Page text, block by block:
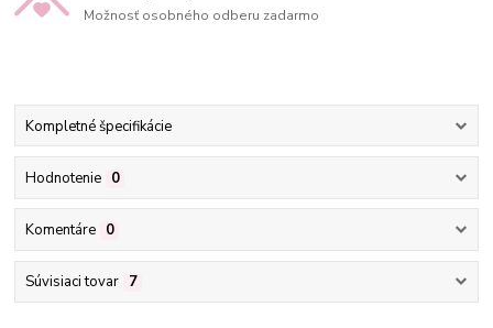
Možnosť osobného odberu zadarmo
Kompletné špecifikácie
Hodnotenie 0
Komentáre 0
Súvisiaci tovar 7